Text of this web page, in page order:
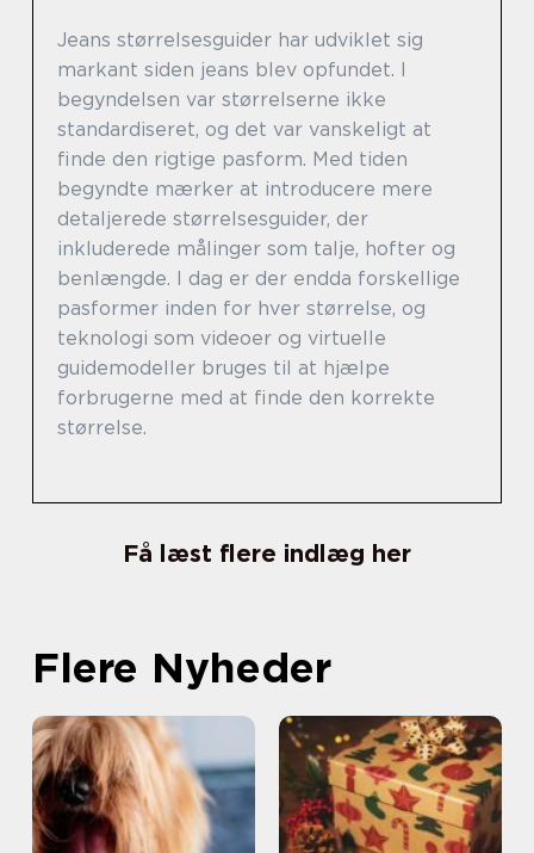
Jeans størrelsesguider har udviklet sig
markant siden jeans blev opfundet. I
begyndelsen var størrelserne ikke
standardiseret, og det var vanskeligt at
finde den rigtige pasform. Med tiden
begyndte mærker at introducere mere
detaljerede størrelsesguider, der
inkluderede målinger som talje, hofter og
benlængde. I dag er der endda forskellige
pasformer inden for hver størrelse, og
teknologi som videoer og virtuelle
guidemodeller bruges til at hjælpe
forbrugerne med at finde den korrekte
størrelse.
Få læst flere indlæg her
Flere Nyheder